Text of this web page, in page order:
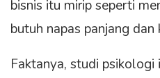
bisnis itu mirip seperti
butuh napas panjang
Faktanya, studi psikologi